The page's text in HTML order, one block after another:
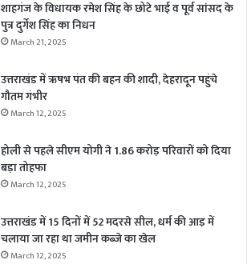
शाहगंज के विधायक रमेश सिंह के छोटे भाई व पूर्व सांसद के
पुत्र दुर्गेश सिंह का निधन
March 21, 2025
उत्तराखंड में ऋषभ पंत की बहन की शादी, देहरादून पहुंचे
गौतम गंभीर
March 12, 2025
होली से पहले सीएम योगी ने 1.86 करोड़ परिवारों को दिया
बड़ा तोहफा
March 12, 2025
उत्तराखंड में 15 दिनों में 52 मदरसे सील, धर्म की आड़ में
चलाया जा रहा था जमीन कब्जे का खेल
March 12, 2025